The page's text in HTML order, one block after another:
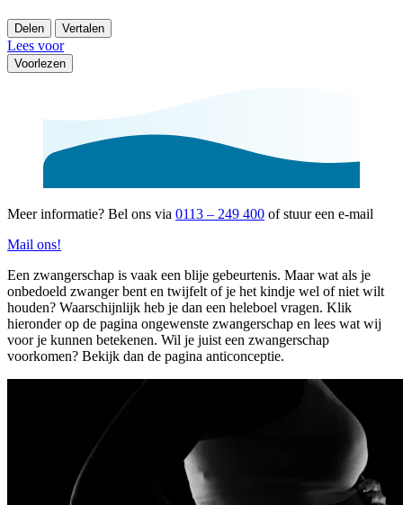
Delen Vertalen
Lees voor
Voorlezen
Meer informatie? Bel ons via 0113 – 249 400 of stuur een e-mail
Mail ons!
Een zwangerschap is vaak een blije gebeurtenis. Maar wat als je
onbedoeld zwanger bent en twijfelt of je het kindje wel of niet wilt
houden? Waarschijnlijk heb je dan een heleboel vragen. Klik
hieronder op de pagina ongewenste zwangerschap en lees wat wij
voor je kunnen betekenen. Wil je juist een zwangerschap
voorkomen? Bekijk dan de pagina anticonceptie.